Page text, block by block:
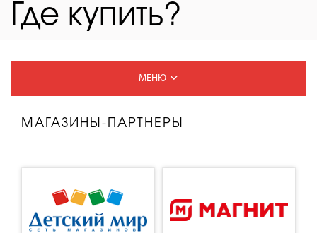
Где купить?
МЕНЮ
КОНТРАКТНОЕ ПРОИЗВОДСТВО
МАГАЗИНЫ-ПАРТНЕРЫ